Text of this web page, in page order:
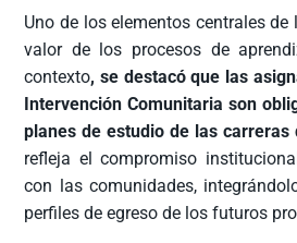
Uno de los elementos centrales
valor de los procesos de
contexto, se destacó que las
Intervención Comunitaria son
planes de estudio de las carreras
refleja el compromiso
con las comunidades,
perfiles de egreso de los futuros